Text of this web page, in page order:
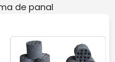
de panal